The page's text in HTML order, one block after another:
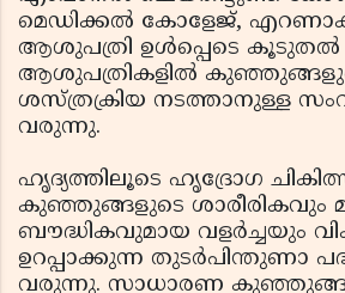
മെഡിക്കല്‍ കോളേജ്,
ആശുപത്രി ഉള്‍പ്പെടെ കൂടുതല്‍
ആശുപത്രികളില്‍
ശസ്ത്രക്രിയ നടത്താനുള്ള
വരുന്നു.
ഹൃദ്യത്തിലൂടെ ഹൃദ്രോഗ ചികിത്സ
കുഞ്ഞുങ്ങളുടെ ശാരീരികവും
ബൗദ്ധികവുമായ വളര്‍ച്ചയും
ഉറപ്പാക്കുന്ന തുടര്‍പിന്തുണാ
വരുന്നു. സാധാരണ